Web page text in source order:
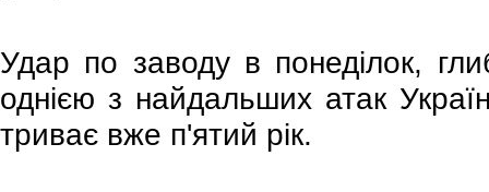
Удар по заводу в понеділок,
однією з найдальших атак
триває вже п'ятий рік.